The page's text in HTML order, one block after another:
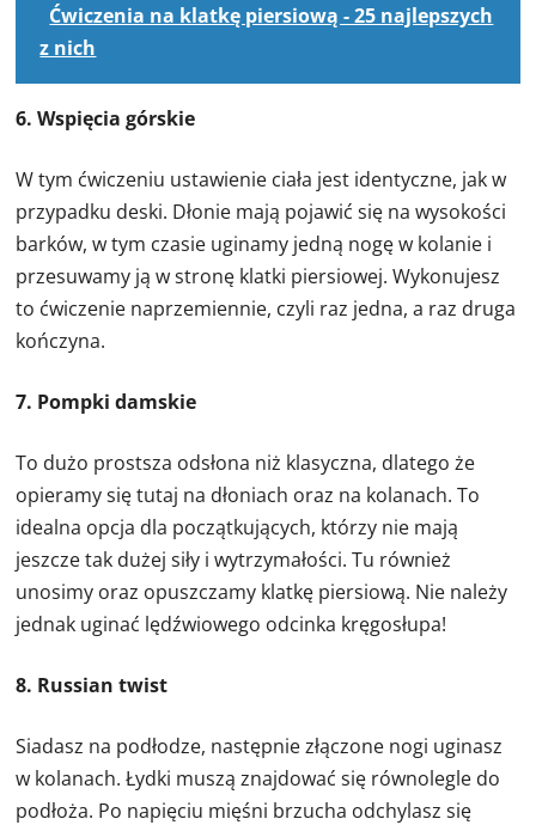
Ćwiczenia na klatkę piersiową - 25 najlepszych
z nich
6. Wspięcia górskie
W tym ćwiczeniu ustawienie ciała jest identyczne, jak w
przypadku deski. Dłonie mają pojawić się na wysokości
barków, w tym czasie uginamy jedną nogę w kolanie i
przesuwamy ją w stronę klatki piersiowej. Wykonujesz
to ćwiczenie naprzemiennie, czyli raz jedna, a raz druga
kończyna.
7. Pompki damskie
To dużo prostsza odsłona niż klasyczna, dlatego że
opieramy się tutaj na dłoniach oraz na kolanach. To
idealna opcja dla początkujących, którzy nie mają
jeszcze tak dużej siły i wytrzymałości. Tu również
unosimy oraz opuszczamy klatkę piersiową. Nie należy
jednak uginać lędźwiowego odcinka kręgosłupa!
8. Russian twist
Siadasz na podłodze, następnie złączone nogi uginasz
w kolanach. Łydki muszą znajdować się równolegle do
podłoża. Po napięciu mięśni brzucha odchylasz się